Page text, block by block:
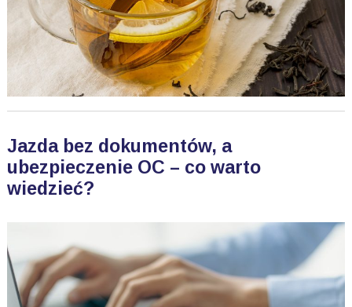
Jazda bez dokumentów, a
ubezpieczenie OC – co warto
wiedzieć?